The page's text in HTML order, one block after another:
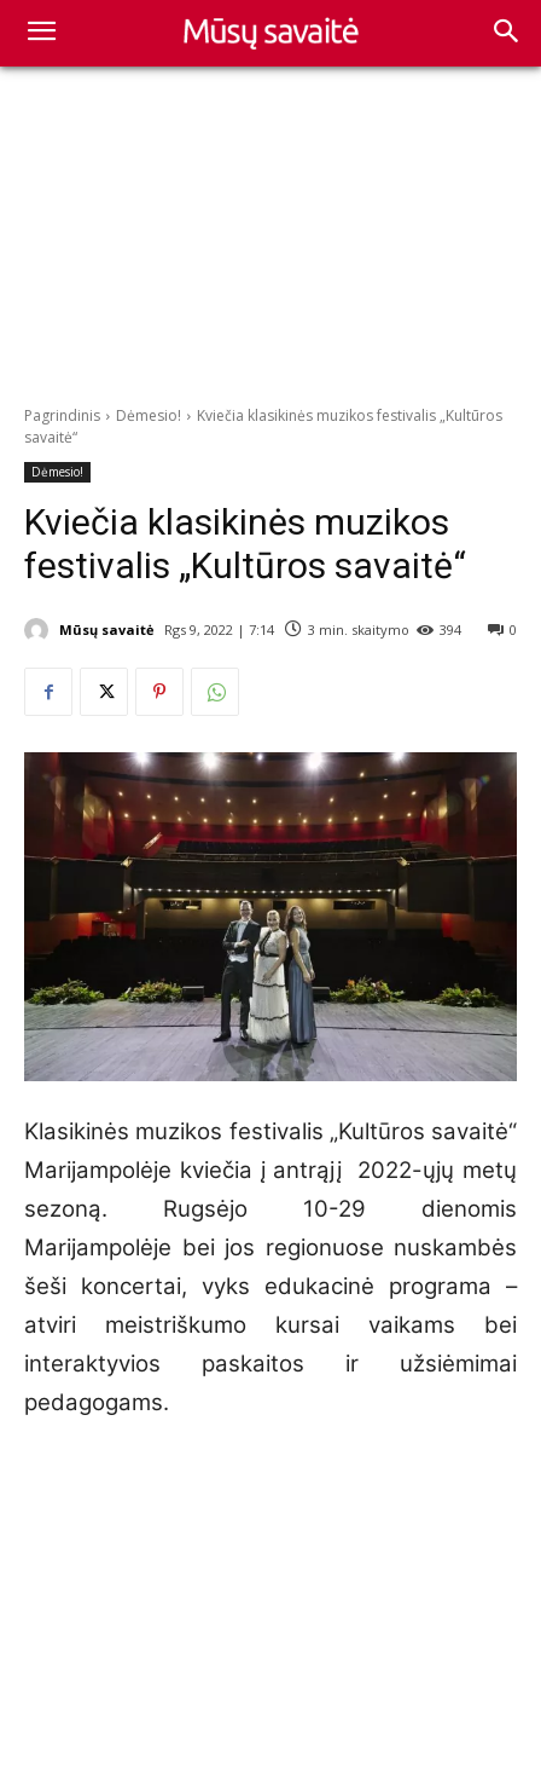
Pagrindinis Dėmesio!
Kviečia klasikinės muzikos festivalis „Kultūros
savaitė“
Dėmesio!
Kviečia klasikinės muzikos
festivalis „Kultūros savaitė“
Mūsų savaitė Rgs 9, 2022 | 7:14 3 min. skaitymo 0
394
Klasikinės muzikos festivalis „Kultūros savaitė“
Marijampolėje kviečia į antrąjį 2022-ųjų metų
sezoną. Rugsėjo 10-29 dienomis
Marijampolėje bei jos regionuose nuskambės
šeši koncertai, vyks edukacinė programa –
atviri meistriškumo kursai vaikams bei
interaktyvios paskaitos ir užsiėmimai
pedagogams.